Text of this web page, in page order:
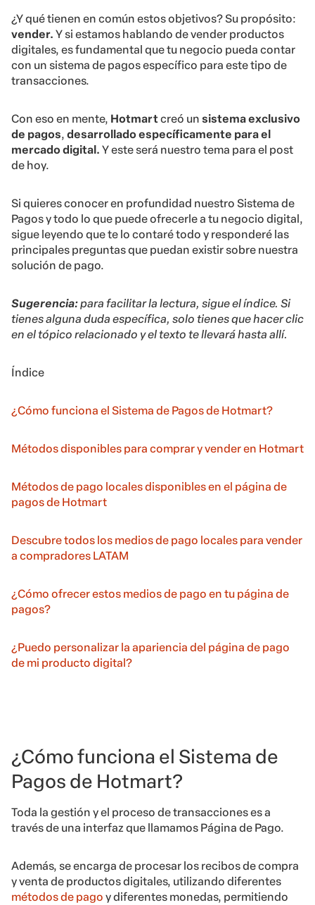
¿Y qué tienen en común estos objetivos? Su propósito:
vender. Y si estamos hablando de vender productos
digitales, es fundamental que tu negocio pueda contar
con un sistema de pagos específico para este tipo de
transacciones.
Con eso en mente, Hotmartcreó un sistema exclusivo
de pagos, desarrollado específicamente para el
mercado digital. Y este será nuestro tema para el post
de hoy.
Si quieres conocer en profundidad nuestro Sistema de
Pagos y todo lo que puede ofrecerle a tu negocio digital,
sigue leyendo que te lo contaré todo y responderé las
principales preguntas que puedan existir sobre nuestra
solución de pago.
Sugerencia:para facilitar la lectura, sigue el índice. Si
tienes alguna duda específica, solo tienes que hacer clic
en el tópico relacionado y el texto te llevará hasta allí.
Índice
¿Cómo funciona el Sistema de Pagos de Hotmart?
Métodos disponibles para comprar y vender en Hotmart
Métodos de pago locales disponibles en el página de
pagos de Hotmart
Descubre todos los medios de pago locales para vender
a compradores LATAM
¿Cómo ofrecer estos medios de pago en tu página de
pagos?
¿Puedo personalizar la apariencia del página de pago
de mi producto digital?
¿Cómo funciona el Sistema de
Pagos de Hotmart?
Toda la gestión y el proceso de transacciones es a
través de una interfaz que llamamos Página de Pago.
Además, se encarga de procesar los recibos de compra
y venta de productos digitales, utilizando diferentes
métodos de pago y diferentes monedas, permitiendo